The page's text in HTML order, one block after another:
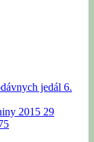
jedál 6.
2015 29